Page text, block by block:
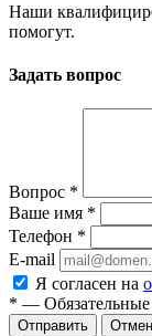
Наши
помогут.
Задать вопрос
Вопрос *
Ваше имя *
Телефон *
E-mail
Я согласен на
* — Обязательные